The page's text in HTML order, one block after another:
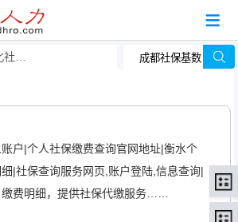
人查询
户|个人社保缴费查询官网地址|衡水个
|社保查询服务网页,账户登陆,信息查询|
费明细，提供社保代缴服务……